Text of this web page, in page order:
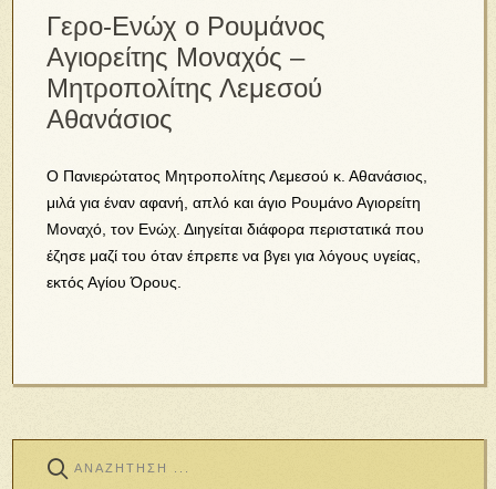
Γερο-Ενώχ ο Ρουμάνος
Αγιορείτης Μοναχός –
Μητροπολίτης Λεμεσού
Αθανάσιος
Ο Πανιερώτατος Μητροπολίτης Λεμεσού κ. Αθανάσιος,
μιλά για έναν αφανή, απλό και άγιο Ρουμάνο Αγιορείτη
Μοναχό, τον Ενώχ. Διηγείται διάφορα περιστατικά που
έζησε μαζί του όταν έπρεπε να βγει για λόγους υγείας,
εκτός Αγίου Όρους.